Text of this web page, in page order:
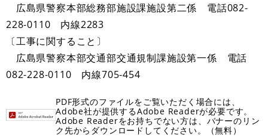
広島県警察本部総務部施設課施設第二係 電話082-
228-0110 内線2283
〔工事に関すること〕
広島県警察本部交通部交通規制課施設第一係 電話
082-228-0110 内線705-454
PDF形式のファイルをご覧いただく場合には、
Adobe社が提供するAdobe Readerが必要です。
Adobe Readerをお持ちでない方は、バナーのリン
ク先からダウンロードしてください。（無料）